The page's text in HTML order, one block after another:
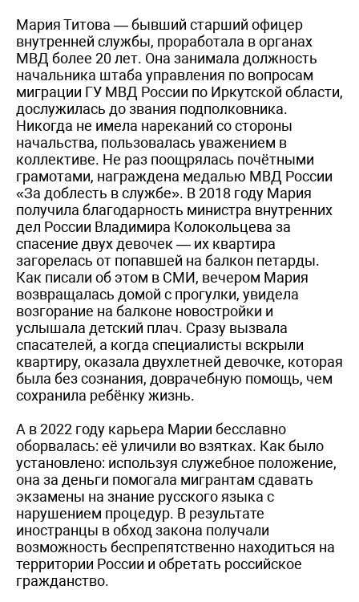
Мария Титова — бывший старший офицер
внутренней службы, проработала в органах
МВД более 20 лет. Она занимала должность
начальника штаба управления по вопросам
миграции ГУ МВД России по Иркутской области,
дослужилась до звания подполковника.
Никогда не имела нареканий со стороны
начальства, пользовалась уважением в
коллективе. Не раз поощрялась почётными
грамотами, награждена медалью МВД России
«За доблесть в службе». В 2018 году Мария
получила благодарность министра внутренних
дел России Владимира Колокольцева за
спасение двух девочек — их квартира
загорелась от попавшей на балкон петарды.
Как писали об этом в СМИ, вечером Мария
возвращалась домой с прогулки, увидела
возгорание на балконе новостройки и
услышала детский плач. Сразу вызвала
спасателей, а когда специалисты вскрыли
квартиру, оказала двухлетней девочке, которая
была без сознания, доврачебную помощь, чем
сохранила ребёнку жизнь.
А в 2022 году карьера Марии бесславно
оборвалась: её уличили во взятках. Как было
установлено: используя служебное положение,
она за деньги помогала мигрантам сдавать
экзамены на знание русского языка с
нарушением процедур. В результате
иностранцы в обход закона получали
возможность беспрепятственно находиться на
территории России и обретать российское
гражданство.